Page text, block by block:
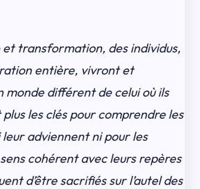
et transformation, des individus,
entière, vivront et
monde différent de celui où ils
plus les clés pour comprendre les
adviennent ni pour les
cohérent avec leurs repères
d’être sacrifiés sur l’autel des